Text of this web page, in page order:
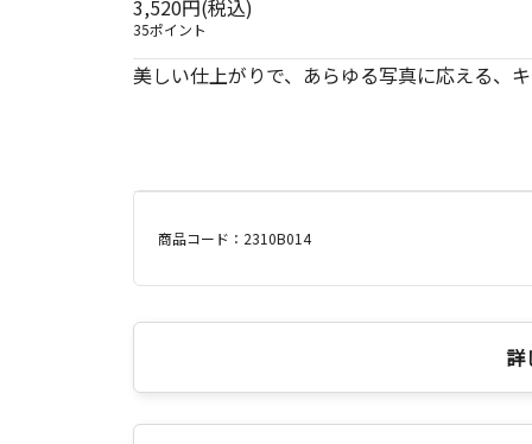
3,520円(税込)
35ポイント
美しい仕上がりで、あらゆる写真に応える、
商品コード：2310B014
詳